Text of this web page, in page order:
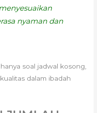
nyaman dan
soal jadwal kosong,
dalam ibadah